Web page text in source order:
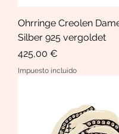
Ohrringe Creolen
Silber 925 vergoldet
Precio
425,00 €
Impuesto incluido